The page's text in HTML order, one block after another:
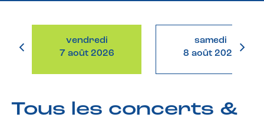
vendredi
7 août 2026
samedi
8 août 2026
Tous les concerts &